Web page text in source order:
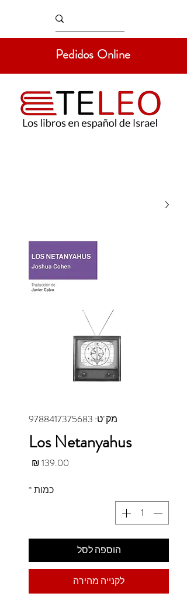
Pedidos Online
מק"ט: 9788417375683
Los Netanyahus
כמות*
הוספה לסל
לקנייה מהירה